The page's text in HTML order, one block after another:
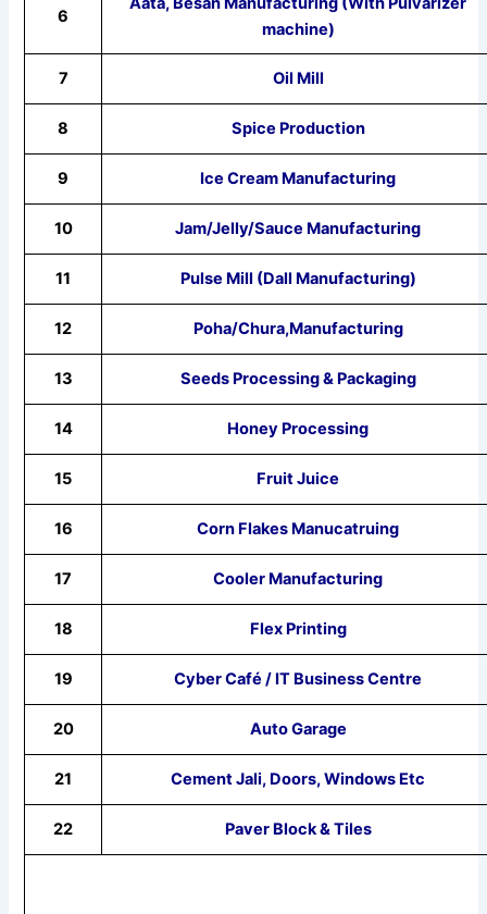
6
machine)
7 Oil Mill
8 Spice Production
9 Ice Cream Manufacturing
10 Jam/Jelly/Sauce Manufacturing
11 Pulse Mill (Dall Manufacturing)
12 Poha/Chura,Manufacturing
13 Seeds Processing & Packaging
14 Honey Processing
15 Fruit Juice
16 Corn Flakes Manucatruing
17 Cooler Manufacturing
18 Flex Printing
19 Cyber Café / IT Business Centre
20 Auto Garage
21 Cement Jali, Doors, Windows Etc
22 Paver Block & Tiles